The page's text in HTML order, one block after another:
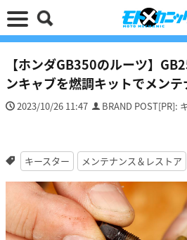
【ホンダGB350のルーツ】
ンキャブを燃調キットでメンテ
2023/10/26 11:47 BRAND POST[PR]:
キースター メンテナンス＆レストア